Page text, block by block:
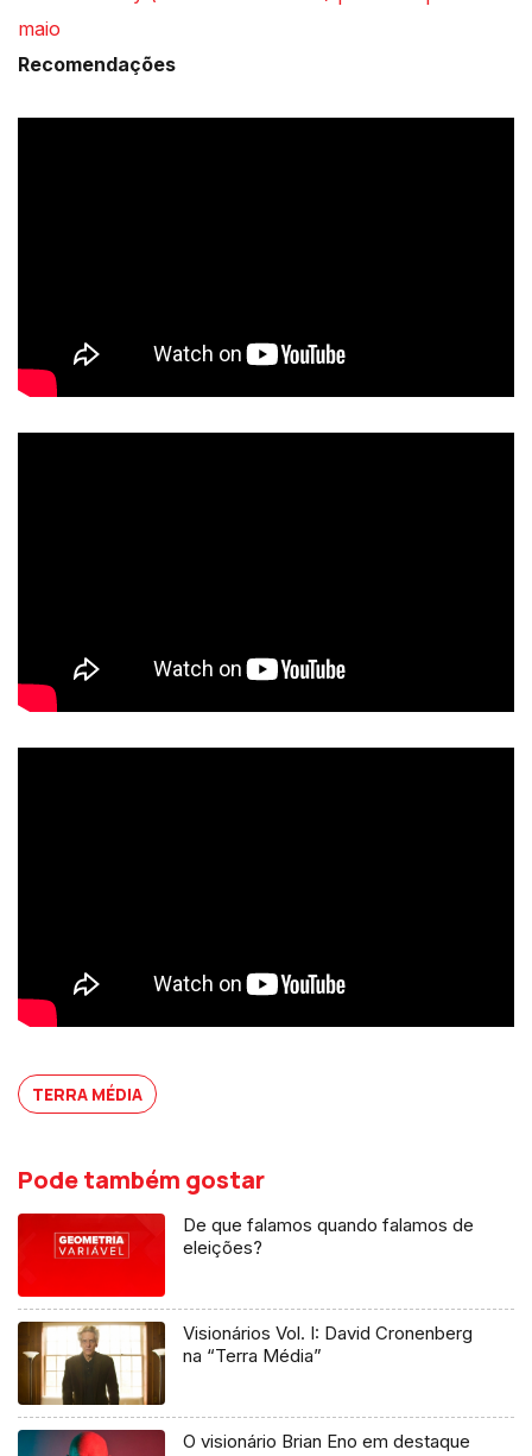
maio
Recomendações
TERRA MÉDIA
Pode também gostar
De que falamos quando falamos de
eleições?
Visionários Vol. I: David Cronenberg
na “Terra Média”
O visionário Brian Eno em destaque